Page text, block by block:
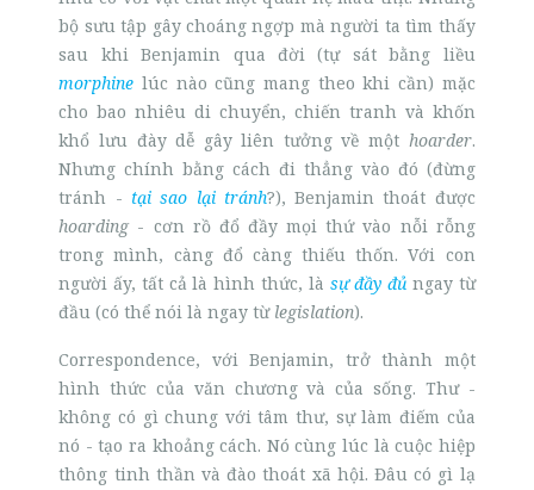
bộ sưu tập gây choáng ngợp mà người ta tìm thấy
sau khi Benjamin qua đời (tự sát bằng liều
morphine lúc nào cũng mang theo khi cần) mặc
cho bao nhiêu di chuyển, chiến tranh và khốn
khổ lưu đày dễ gây liên tưởng về một hoarder.
Nhưng chính bằng cách đi thẳng vào đó (đừng
tránh - tại sao lại tránh?), Benjamin thoát được
hoarding - cơn rồ đổ đầy mọi thứ vào nỗi rỗng
trong mình, càng đổ càng thiếu thốn. Với con
người ấy, tất cả là hình thức, là sự đầy đủ ngay từ
đầu (có thể nói là ngay từ legislation).
Correspondence, với Benjamin, trở thành một
hình thức của văn chương và của sống. Thư -
không có gì chung với tâm thư, sự làm điếm của
nó - tạo ra khoảng cách. Nó cùng lúc là cuộc hiệp
thông tinh thần và đào thoát xã hội. Đâu có gì lạ